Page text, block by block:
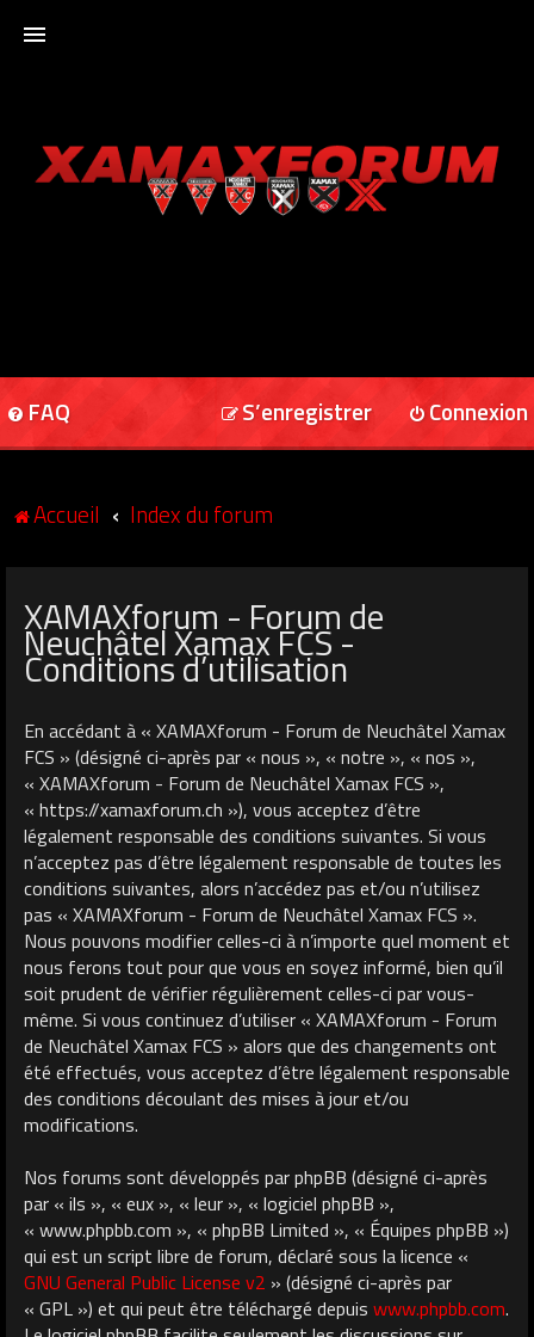
XAMAXFORUM
FAQ Connexion
S’enregistrer
Accueil Index du forum
XAMAXforum - Forum de
Neuchâtel Xamax FCS -
Conditions d’utilisation
En accédant à « XAMAXforum - Forum de Neuchâtel Xamax
FCS » (désigné ci-après par « nous », « notre », « nos »,
« XAMAXforum - Forum de Neuchâtel Xamax FCS »,
« https://xamaxforum.ch »), vous acceptez d’être
légalement responsable des conditions suivantes. Si vous
n’acceptez pas d’être légalement responsable de toutes les
conditions suivantes, alors n’accédez pas et/ou n’utilisez
pas « XAMAXforum - Forum de Neuchâtel Xamax FCS ».
Nous pouvons modifier celles-ci à n’importe quel moment et
nous ferons tout pour que vous en soyez informé, bien qu’il
soit prudent de vérifier régulièrement celles-ci par vous-
même. Si vous continuez d’utiliser « XAMAXforum - Forum
de Neuchâtel Xamax FCS » alors que des changements ont
été effectués, vous acceptez d’être légalement responsable
des conditions découlant des mises à jour et/ou
modifications.
Nos forums sont développés par phpBB (désigné ci-après
par « ils », « eux », « leur », « logiciel phpBB »,
« www.phpbb.com », « phpBB Limited », « Équipes phpBB »)
qui est un script libre de forum, déclaré sous la licence «
GNU General Public License v2 » (désigné ci-après par
« GPL ») et qui peut être téléchargé depuis www.phpbb.com.